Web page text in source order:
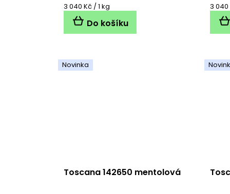
Měrná
cena:
3 040 Kč / 1 kg
Do košíku
cena:
3 040
Novinka
Toscana 142650 mentolová